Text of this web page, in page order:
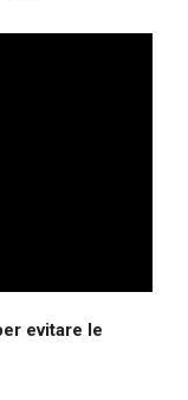
evitare le